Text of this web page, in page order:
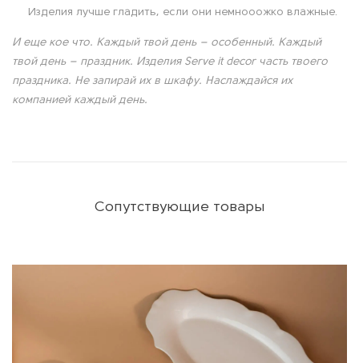
и
е
Изделия лучше гладить, если они немнооожко влажные.
И еще кое что. Каждый твой день – особенный. Каждый
твой день – праздник. Изделия Serve it decor часть твоего
праздника. Не запирай их в шкафу. Наслаждайся их
компанией каждый день.
Сопутствующие товары